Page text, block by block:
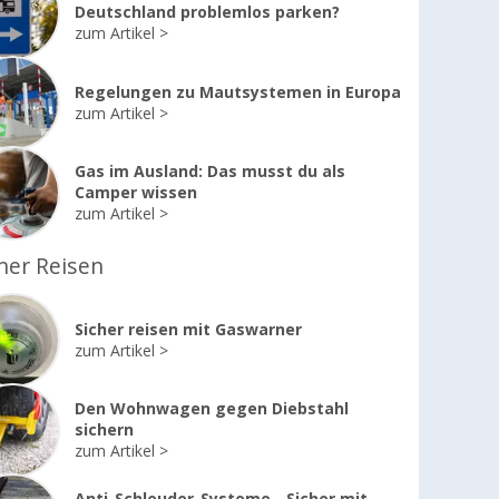
Deutschland problemlos parken?
zum Artikel
Regelungen zu Mautsystemen in Europa
zum Artikel
Gas im Ausland: Das musst du als
Camper wissen
zum Artikel
Reisen
Sicher reisen mit Gaswarner
zum Artikel
Den Wohnwagen gegen Diebstahl
sichern
zum Artikel